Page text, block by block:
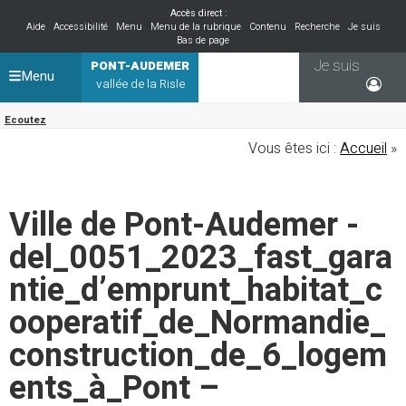
Accès direct :
Aide
Accessibilité Menu Menu de la rubrique Contenu Recherche
Je suis
Bas de page
PONT-AUDEMER
vallée de la Risle
Ecoutez
Je suis
Menu
Vous êtes ici : Accueil »
Ville de Pont-Audemer -
del_0051_2023_fast_gara
ntie_d’emprunt_habitat_c
ooperatif_de_Normandie_
construction_de_6_logem
ents_à_Pont –